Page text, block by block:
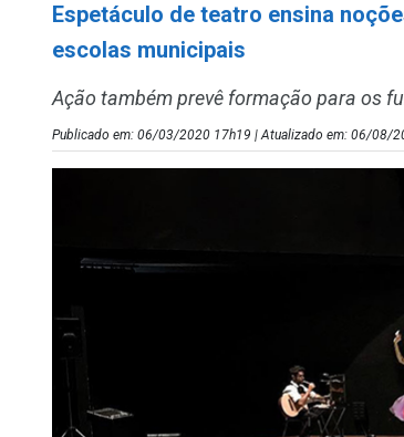
Espetáculo de teatro ensina
escolas municipais
Ação também prevê formação para os
Publicado em: 06/03/2020 17h19 | Atualizado em: 06/08/